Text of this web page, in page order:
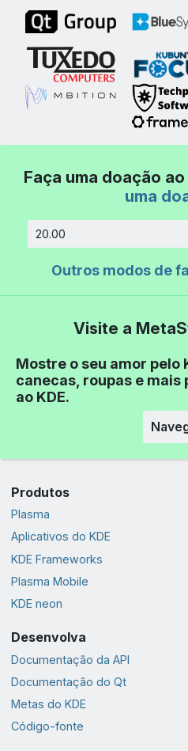
Faça uma doação ao
uma
Outros modos de
Visite a
Mostre o seu amor pelo
canecas, roupas e mais
ao KDE.
Produtos
Plasma
Aplicativos do KDE
KDE Frameworks
Plasma Mobile
KDE neon
Desenvolva
Documentação da API
Documentação do Qt
Metas do KDE
Código-fonte